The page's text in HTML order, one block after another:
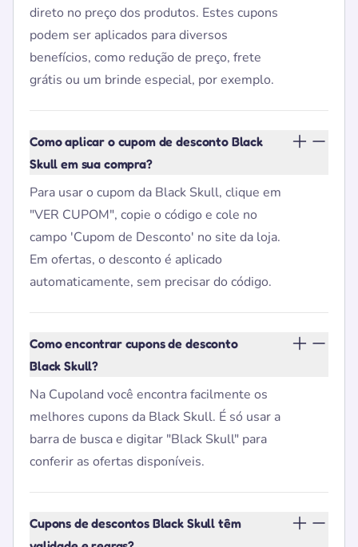
direto no preço dos produtos. Estes cupons
podem ser aplicados para diversos
benefícios, como redução de preço, frete
grátis ou um brinde especial, por exemplo.
Como aplicar o cupom de desconto Black
Skull em sua compra?
Para usar o cupom da Black Skull, clique em
"VER CUPOM", copie o código e cole no
campo 'Cupom de Desconto' no site da loja.
Em ofertas, o desconto é aplicado
automaticamente, sem precisar do código.
Como encontrar cupons de desconto
Black Skull?
Na Cupoland você encontra facilmente os
melhores cupons da Black Skull. É só usar a
barra de busca e digitar "Black Skull" para
conferir as ofertas disponíveis.
Cupons de descontos Black Skull têm